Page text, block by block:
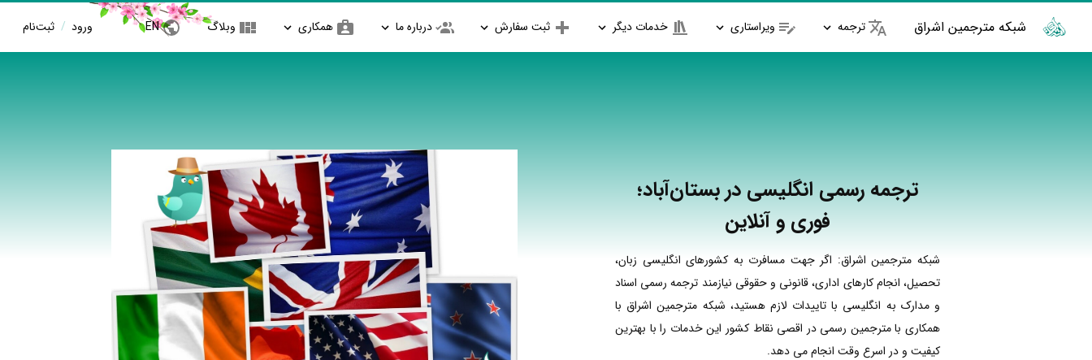
شبکه مترجمین اشراق ترجمه ویراستاری خدمات دیگر ثبت سفارش درباره ما همکاری وبلاگ EN ورود / ثبت‌نام
ترجمه رسمی انگلیسی در بستان‌آباد؛
فوری و آنلاین
شبکه مترجمین اشراق: اگر جهت مسافرت به کشورهای انگلیسی زبان،
تحصیل، انجام کارهای اداری، قانونی و حقوقی نیازمند ترجمه رسمی اسناد
و مدارک به انگلیسی با تاییدات لازم هستید، شبکه مترجمین اشراق با
همکاری با مترجمین رسمی در اقصی نقاط کشور این خدمات را با بهترین
کیفیت و در اسرع وقت انجام می دهد.